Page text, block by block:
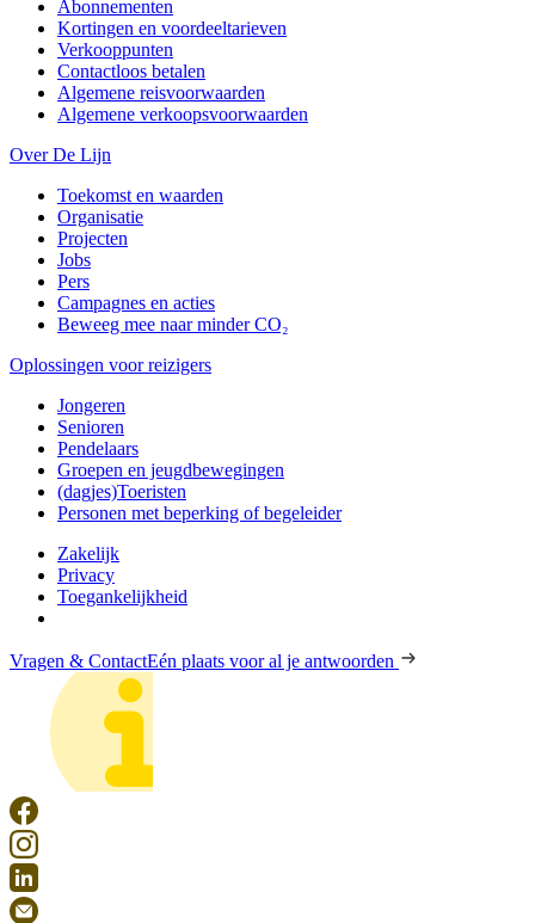
Abonnementen
Kortingen en voordeeltarieven
Verkooppunten
Contactloos betalen
Algemene reisvoorwaarden
Algemene verkoopsvoorwaarden
Over De Lijn
Toekomst en waarden
Organisatie
Projecten
Jobs
Pers
Campagnes en acties
Beweeg mee naar minder CO₂
Oplossingen voor reizigers
Jongeren
Senioren
Pendelaars
Groepen en jeugdbewegingen
(dagjes)Toeristen
Personen met beperking of begeleider
Zakelijk
Privacy
Toegankelijkheid
Vragen & ContactEén plaats voor al je antwoorden